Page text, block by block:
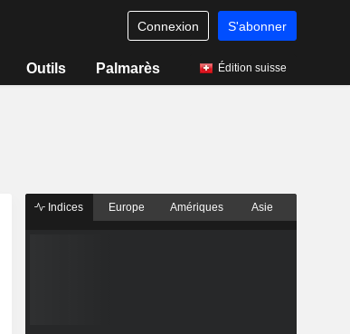
Connexion S'abonner
Outils Palmarès Édition suisse
Indices Europe Amériques Asie